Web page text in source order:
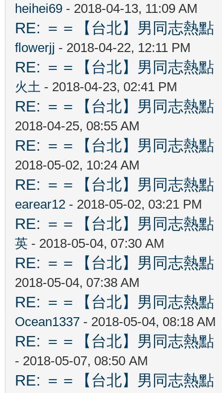
heihei69 - 2018-04-13, 11:09 AM
RE: ＝＝【台北】男同志熱
flowerjj - 2018-04-22, 12:11 PM
RE: ＝＝【台北】男同志熱
火土 - 2018-04-23, 02:41 PM
RE: ＝＝【台北】男同志熱
2018-04-25, 08:55 AM
RE: ＝＝【台北】男同志熱
2018-05-02, 10:24 AM
RE: ＝＝【台北】男同志熱
earear12 - 2018-05-02, 03:21 PM
RE: ＝＝【台北】男同志熱
英 - 2018-05-04, 07:30 AM
RE: ＝＝【台北】男同志熱
2018-05-04, 07:38 AM
RE: ＝＝【台北】男同志熱
Ocean1337 - 2018-05-04, 08:18 AM
RE: ＝＝【台北】男同志熱
- 2018-05-07, 08:50 AM
RE: ＝＝【台北】男同志熱